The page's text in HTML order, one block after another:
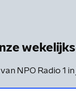
NPO Radio 1